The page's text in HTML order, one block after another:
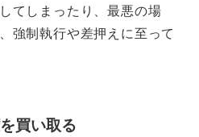
てしまったり、最悪の場
強制執行や差押えに至って
買い取る